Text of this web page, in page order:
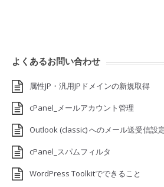
よくあるお問い合わせ
属性JP・汎用JPドメインの新規取得
cPanel_メールアカウント管理
Outlook (classic) へのメール送受信設
cPanel_スパムフィルタ
WordPress Toolkitでできること